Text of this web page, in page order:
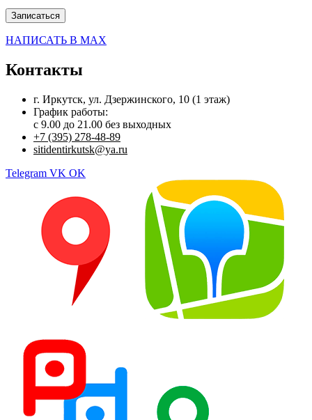
НАПИСАТЬ В MAX
Контакты
г. Иркутск, ул. Дзержинского, 10 (1 этаж)
График работы:
с 9.00 до 21.00 без выходных
+7 (395) 278-48-89
sitidentirkutsk@ya.ru
Telegram VK OK